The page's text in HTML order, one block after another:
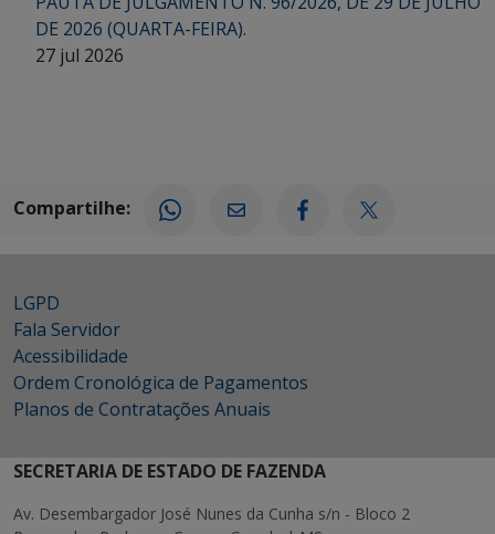
DE 2026 (QUARTA-FEIRA).
27 jul 2026
Compartilhe:
LGPD
Fala Servidor
Acessibilidade
Ordem Cronológica de Pagamentos
Planos de Contratações Anuais
SECRETARIA DE ESTADO DE FAZENDA
Av. Desembargador José Nunes da Cunha s/n - Bloco 2